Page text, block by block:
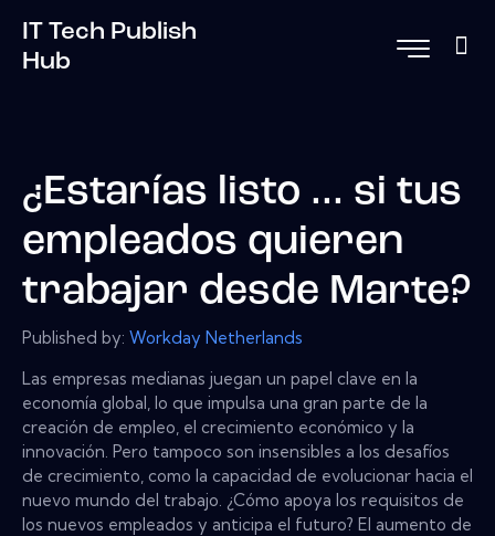
IT Tech Publish
Hub
¿Estarías listo ... si tus
empleados quieren
trabajar desde Marte?
Published by: Workday Netherlands
Las empresas medianas juegan un papel clave en la
economía global, lo que impulsa una gran parte de la
creación de empleo, el crecimiento económico y la
innovación. Pero tampoco son insensibles a los desafíos
de crecimiento, como la capacidad de evolucionar hacia el
nuevo mundo del trabajo. ¿Cómo apoya los requisitos de
los nuevos empleados y anticipa el futuro? El aumento de